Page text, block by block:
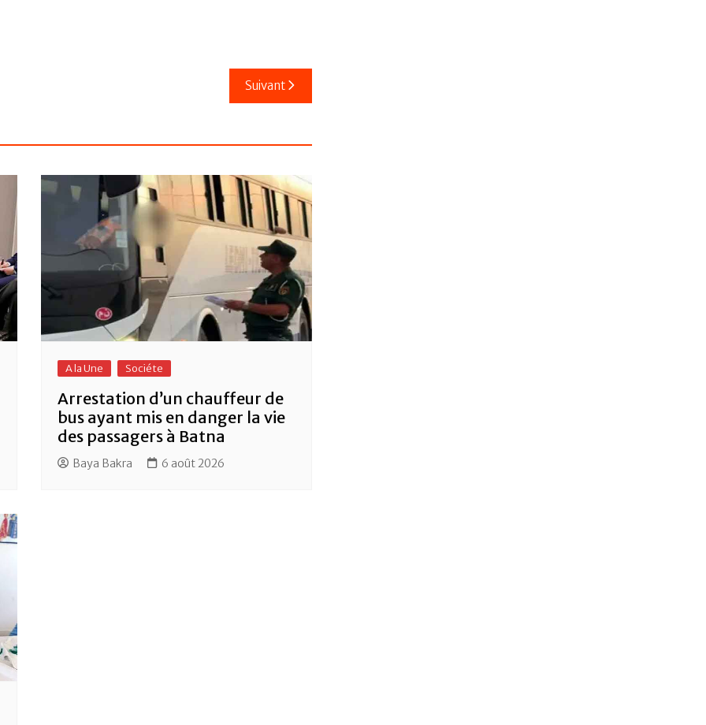
Suivant
A la Une Sociéte
Arrestation d’un chauffeur de
bus ayant mis en danger la vie
des passagers à Batna
Baya Bakra 6 août 2026